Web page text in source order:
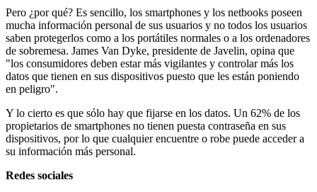
Pero ¿por qué? Es sencillo, los smartphones y los netbooks poseen
mucha información personal de sus usuarios y no todos los usuarios
saben protegerlos como a los portátiles normales o a los ordenadores
de sobremesa. James Van Dyke, presidente de Javelin, opina que
"los consumidores deben estar más vigilantes y controlar más los
datos que tienen en sus dispositivos puesto que les están poniendo
en peligro".
Y lo cierto es que sólo hay que fijarse en los datos. Un 62% de los
propietarios de smartphones no tienen puesta contraseña en sus
dispositivos, por lo que cualquier encuentre o robe puede acceder a
su información más personal.
Redes sociales